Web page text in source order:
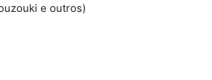
e outros)